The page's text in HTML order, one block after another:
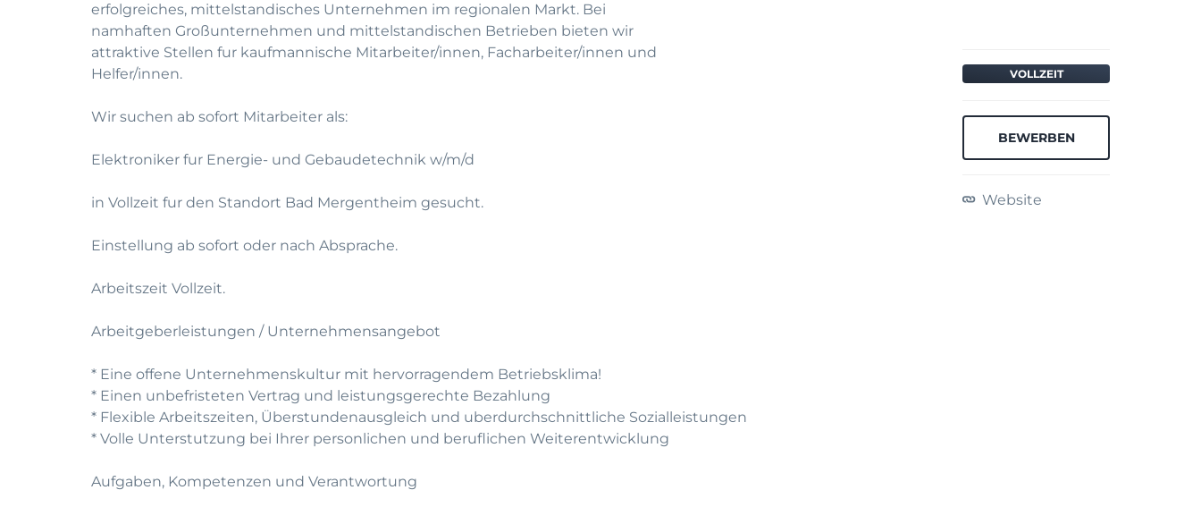
erfolgreiches, mittelstandisches Unternehmen im regionalen Markt. Bei
namhaften Großunternehmen und mittelstandischen Betrieben bieten wir
attraktive Stellen fur kaufmannische Mitarbeiter/innen, Facharbeiter/innen und
Helfer/innen.
Wir suchen ab sofort Mitarbeiter als:
Elektroniker fur Energie- und Gebaudetechnik w/m/d
in Vollzeit fur den Standort Bad Mergentheim gesucht.
Einstellung ab sofort oder nach Absprache.
Arbeitszeit Vollzeit.
Arbeitgeberleistungen / Unternehmensangebot
* Eine offene Unternehmenskultur mit hervorragendem Betriebsklima!
* Einen unbefristeten Vertrag und leistungsgerechte Bezahlung
* Flexible Arbeitszeiten, Überstundenausgleich und uberdurchschnittliche Sozialleistungen
* Volle Unterstutzung bei Ihrer personlichen und beruflichen Weiterentwicklung
Aufgaben, Kompetenzen und Verantwortung
VOLLZEIT
BEWERBEN
Website